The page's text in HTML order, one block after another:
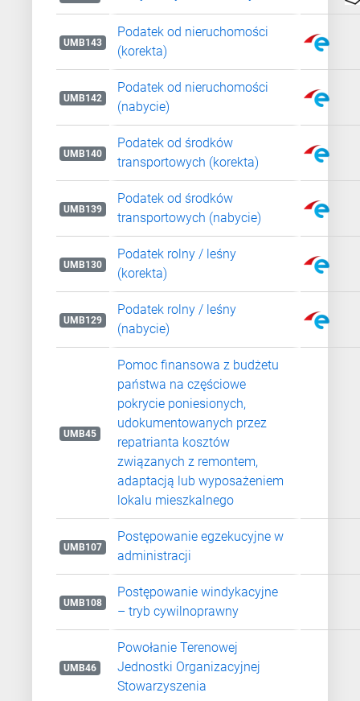
UMB143
Podatek od nieruchomości
(korekta)
UMB142
Podatek od nieruchomości
(nabycie)
UMB140
Podatek od środków
transportowych (korekta)
UMB139
Podatek od środków
transportowych (nabycie)
UMB130
Podatek rolny / leśny
(korekta)
UMB129
Podatek rolny / leśny
(nabycie)
UMB45
Pomoc finansowa z budżetu
państwa na częściowe
pokrycie poniesionych,
udokumentowanych przez
repatrianta kosztów
związanych z remontem,
adaptacją lub wyposażeniem
lokalu mieszkalnego
UMB107
Postępowanie egzekucyjne w
administracji
UMB108
Postępowanie windykacyjne
– tryb cywilnoprawny
UMB46
Powołanie Terenowej
Jednostki Organizacyjnej
Stowarzyszenia